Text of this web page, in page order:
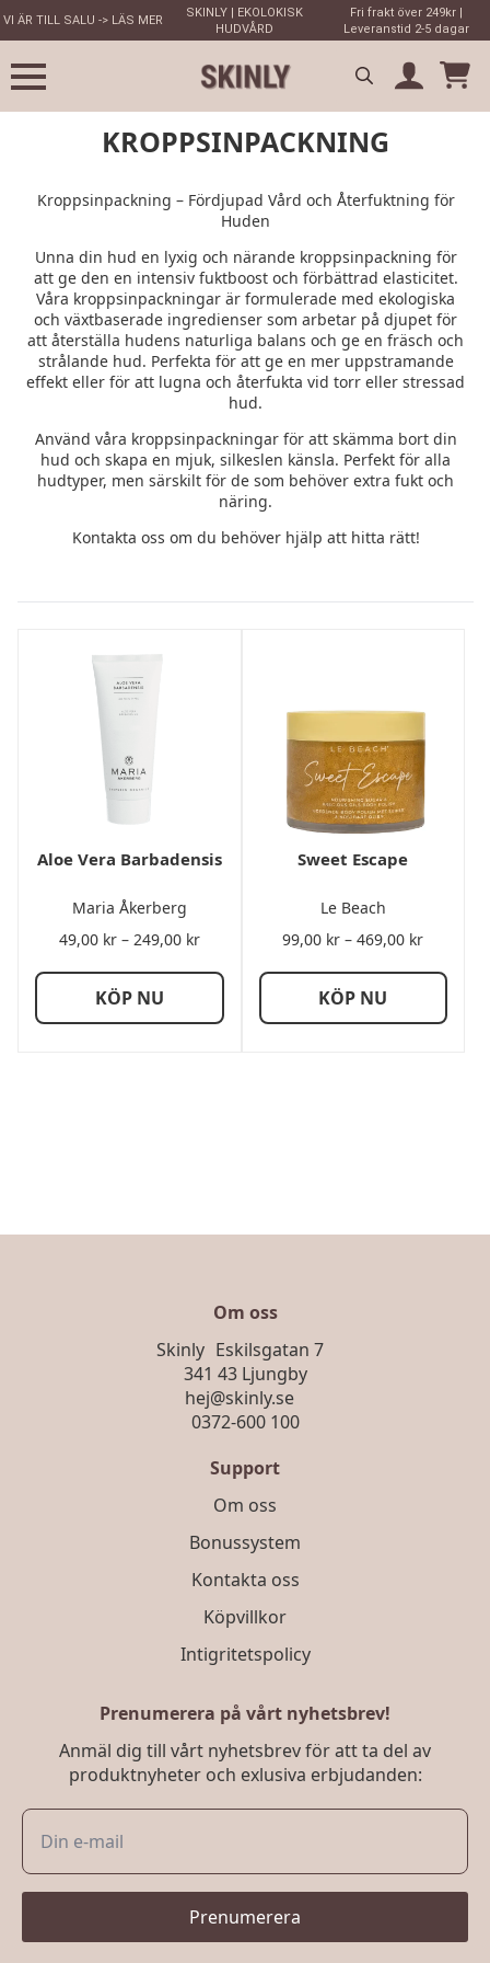
VI ÄR TILL SALU -> LÄS MER
SKINLY | EKOLOKISK
HUDVÅRD
Fri frakt över 249kr |
Leveranstid 2-5 dagar
Search
for:
KROPPSINPACKNING
Kroppsinpackning – Fördjupad Vård och Återfuktning för
Huden
Unna din hud en lyxig och närande kroppsinpackning för
att ge den en intensiv fuktboost och förbättrad elasticitet.
Våra kroppsinpackningar är formulerade med ekologiska
och växtbaserade ingredienser som arbetar på djupet för
att återställa hudens naturliga balans och ge en fräsch och
strålande hud. Perfekta för att ge en mer uppstramande
effekt eller för att lugna och återfukta vid torr eller stressad
hud.
Använd våra kroppsinpackningar för att skämma bort din
hud och skapa en mjuk, silkeslen känsla. Perfekt för alla
hudtyper, men särskilt för de som behöver extra fukt och
näring.
Kontakta oss om du behöver hjälp att hitta rätt!
Aloe Vera Barbadensis
Maria Åkerberg
49,00 kr – 249,00 krPrisintervall:
till
KÖP NU
Sweet Escape
Le Beach
99,00 kr – 469,00 kr
till
KÖP NU
Om oss
Skinly Eskilsgatan 7
341 43 Ljungby
hej@skinly.se
0372-600 100
Support
Om oss
Bonussystem
Kontakta oss
Köpvillkor
Intigritetspolicy
Prenumerera på vårt nyhetsbrev!
Anmäl dig till vårt nyhetsbrev för att ta del av
produktnyheter och exlusiva erbjudanden:
Prenumerera